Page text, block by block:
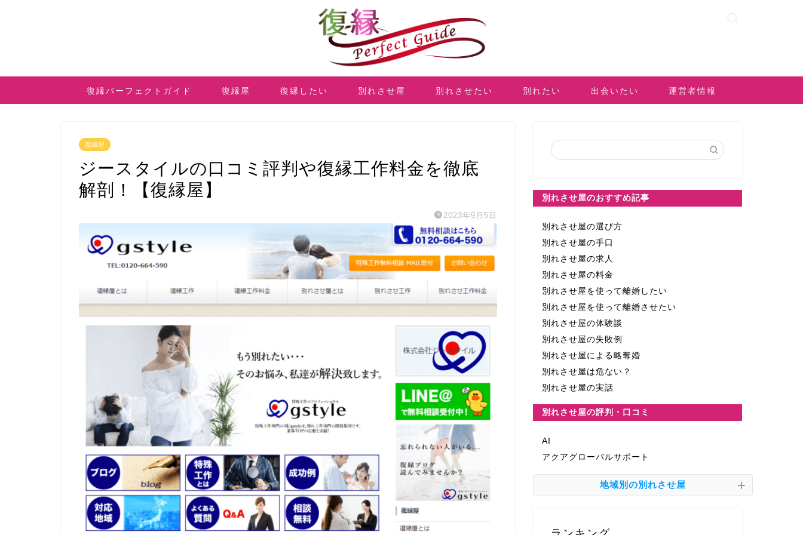
復縁パーフェクトガイド 復縁屋 復縁したい 別れさせ屋 別れさせたい 別れたい 出会いたい 運営者情報
復縁屋
ジースタイルの口コミ評判や復縁工作料金を徹底
解剖！【復縁屋】
2023年9月5日
別れさせ屋のおすすめ記事
別れさせ屋の選び方
別れさせ屋の手口
別れさせ屋の求人
別れさせ屋の料金
別れさせ屋を使って離婚したい
別れさせ屋を使って離婚させたい
別れさせ屋の体験談
別れさせ屋の失敗例
別れさせ屋による略奪婚
別れさせ屋は危ない？
別れさせ屋の実話
別れさせ屋の評判・口コミ
AI
アクアグローバルサポート
地域別の別れさせ屋